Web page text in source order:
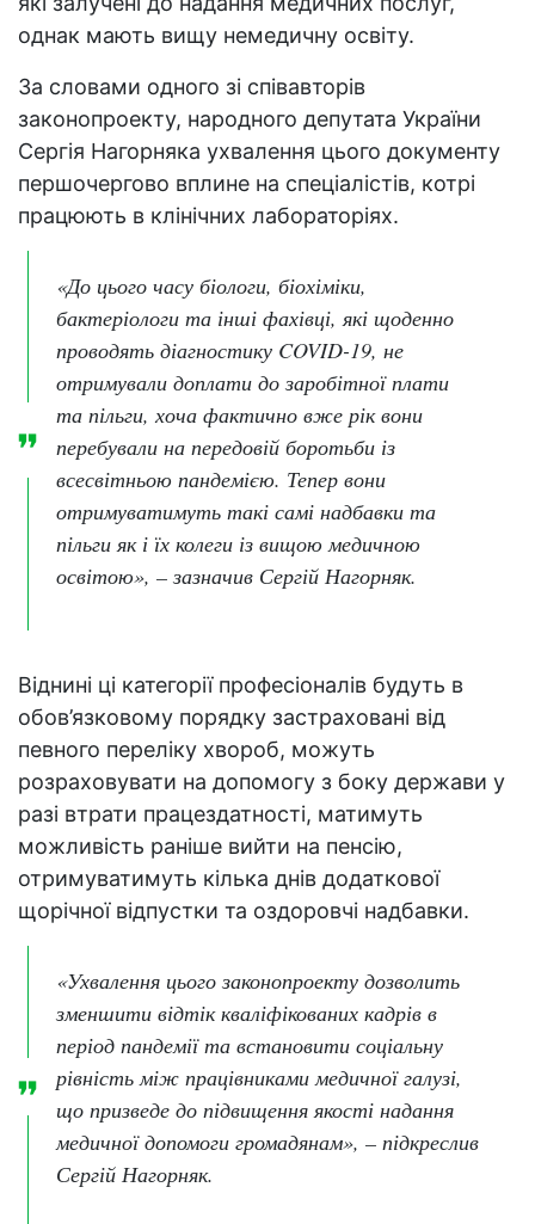
однак мають вищу немедичну освіту.
За словами одного зі співавторів
законопроекту, народного депутата України
Сергія Нагорняка ухвалення цього документу
першочергово вплине на спеціалістів, котрі
працюють в клінічних лабораторіях.
«До цього часу біологи, біохіміки,
бактеріологи та інші фахівці, які щоденно
проводять діагностику COVID-19, не
отримували доплати до заробітної плати
та пільги, хоча фактично вже рік вони
перебували на передовій боротьби із
всесвітньою пандемією. Тепер вони
отримуватимуть такі самі надбавки та
пільги як і їх колеги із вищою медичною
освітою», – зазначив Сергій Нагорняк.
Віднині ці категорії професіоналів будуть в
обов’язковому порядку застраховані від
певного переліку хвороб, можуть
розраховувати на допомогу з боку держави у
разі втрати працездатності, матимуть
можливість раніше вийти на пенсію,
отримуватимуть кілька днів додаткової
щорічної відпустки та оздоровчі надбавки.
«Ухвалення цього законопроекту дозволить
зменшити відтік кваліфікованих кадрів в
період пандемії та встановити соціальну
рівність між працівниками медичної галузі,
що призведе до підвищення якості надання
медичної допомоги громадянам», – підкреслив
Сергій Нагорняк.